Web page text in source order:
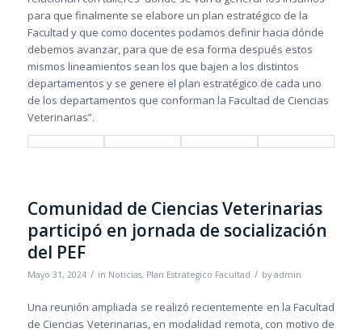
para que finalmente se elabore un plan estratégico de la
Facultad y que como docentes podamos definir hacia dónde
debemos avanzar, para que de esa forma después estos
mismos lineamientos sean los que bajen a los distintos
departamentos y se genere el plan estratégico de cada uno
de los departamentos que conforman la Facultad de Ciencias
Veterinarias”.
Comunidad de Ciencias Veterinarias
participó en jornada de socialización
del PEF
Mayo 31, 2024 / in Noticias, Plan Estrategico Facultad / by admin
Una reunión ampliada se realizó recientemente en la Facultad
de Ciencias Veterinarias, en modalidad remota, con motivo de